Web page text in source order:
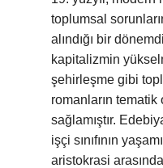
toplumsal
alındığı bir
kapitalizmin
şehirleşme gibi
romanların
sağlamıştır.
işçi sınıfının
aristokrasi